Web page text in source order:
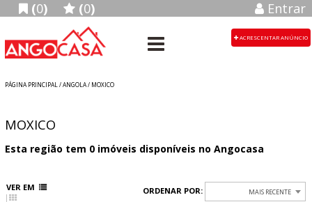
(0) (0) Entrar
ACRESCENTAR ANÚNCIO
PÁGINA PRINCIPAL /ANGOLA/ MOXICO
MOXICO
Esta região tem 0 imóveis disponíveis no Angocasa
VER EM ORDENAR POR: MAIS RECENTE